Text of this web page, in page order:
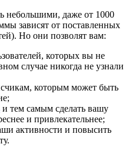
небольшими, даже от 1000
зависят от поставленных
Но они позволят вам:
которых вы не
случае никогда не узнали
которым может быть
и тем самым сделать вашу
и привлекательнее;
активности и повысить